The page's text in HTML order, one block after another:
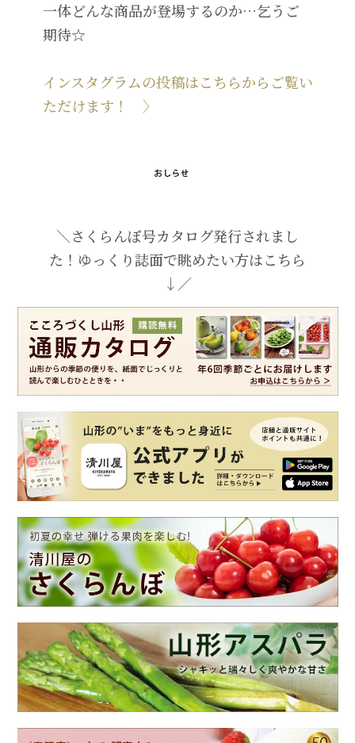
一体どんな商品が登場するのか…乞うご
期待☆
インスタグラムの投稿はこちらからご覧い
ただけます！ 〉
＼さくらんぼ号カタログ発行されまし
た！ゆっくり誌面で眺めたい方はこちら
↓／